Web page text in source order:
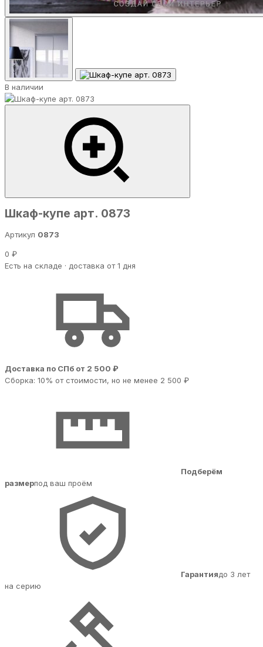
В наличии
Шкаф-купе арт. 0873
Артикул 0873
0 ₽
Есть на складе · доставка от 1 дня
Доставка по СПб от 2 500 ₽
Сборка: 10% от стоимости, но не менее 2 500 ₽
Подберём
размерпод ваш проём
Гарантиядо 3 лет
на серию